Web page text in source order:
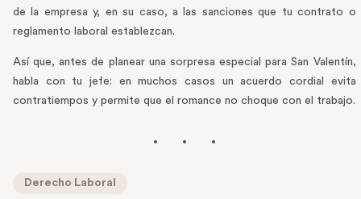
de la empresa y, en su caso, a las sanciones que tu contrato o
reglamento laboral establezcan.
Así que, antes de planear una sorpresa especial para San Valentín,
habla con tu jefe: en muchos casos un acuerdo cordial evita
contratiempos y permite que el romance no choque con el trabajo.
Derecho Laboral